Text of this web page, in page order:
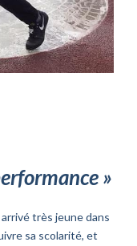
»
très jeune dans
sa scolarité, et